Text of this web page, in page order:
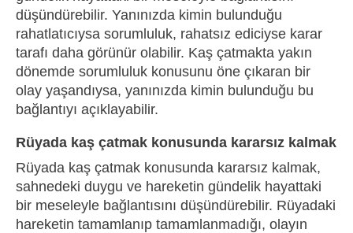
düşündürebilir. Yanınızda kimin bulunduğu
rahatlatıcıysa sorumluluk, rahatsız ediciyse karar
tarafı daha görünür olabilir. Kaş çatmakta yakın
dönemde sorumluluk konusunu öne çıkaran bir
olay yaşandıysa, yanınızda kimin bulunduğu bu
bağlantıyı açıklayabilir.
Rüyada kaş çatmak konusunda kararsız kalmak
Rüyada kaş çatmak konusunda kararsız kalmak,
sahnedeki duygu ve hareketin gündelik hayattaki
bir meseleyle bağlantısını düşündürebilir. Rüyadaki
hareketin tamamlanıp tamamlanmadığı, olayın